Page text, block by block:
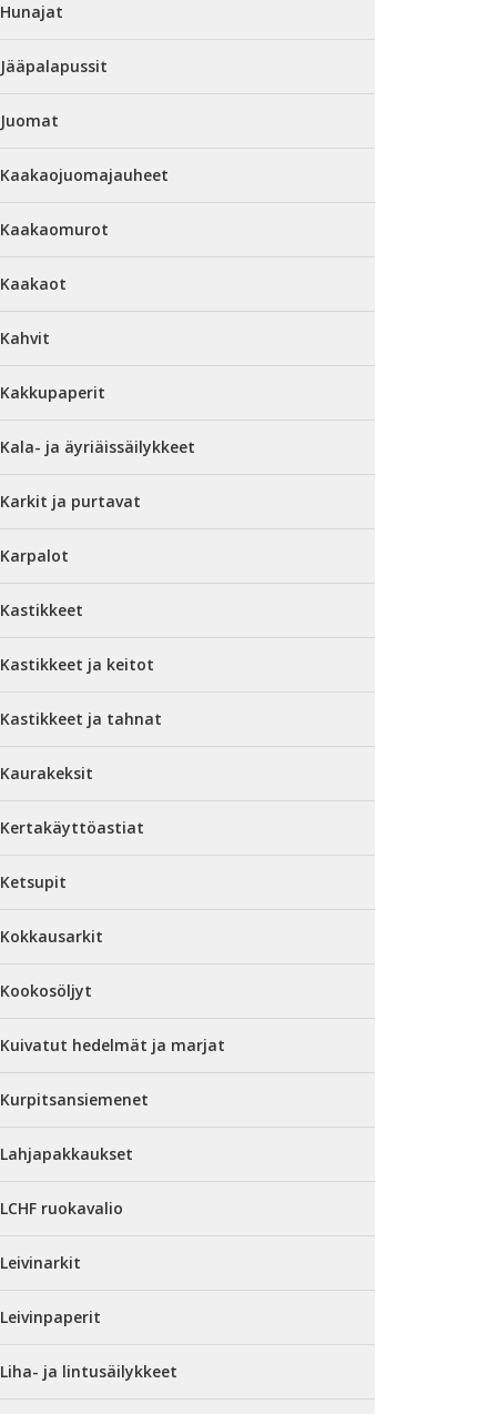
Hunajat
Jääpalapussit
Juomat
Kaakaojuomajauheet
Kaakaomurot
Kaakaot
Kahvit
Kakkupaperit
Kala- ja äyriäissäilykkeet
Karkit ja purtavat
Karpalot
Kastikkeet
Kastikkeet ja keitot
Kastikkeet ja tahnat
Kaurakeksit
Kertakäyttöastiat
Ketsupit
Kokkausarkit
Kookosöljyt
Kuivatut hedelmät ja marjat
Kurpitsansiemenet
Lahjapakkaukset
LCHF ruokavalio
Leivinarkit
Leivinpaperit
Liha- ja lintusäilykkeet